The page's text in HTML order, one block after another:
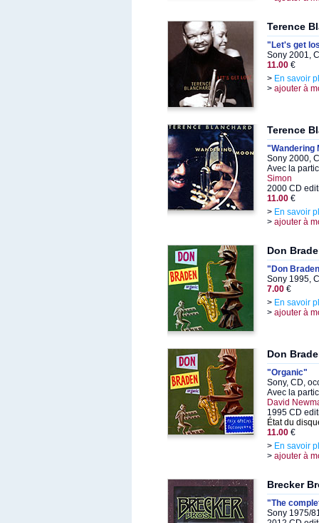
Terence
"Let's get
Sony 2001,
11.00 €
> En savoir
> ajouter à
Terence
"Wandering
Sony 2000,
Avec la
Simon
2000 CD
11.00 €
> En savoir
> ajouter à
Don
"Don
Sony 1995,
7.00 €
> En savoir
> ajouter à
Don
"Organic"
Sony, CD,
Avec la
David
1995 CD
État du
11.00 €
> En savoir
> ajouter à
Brecker
"The
Sony 1975/